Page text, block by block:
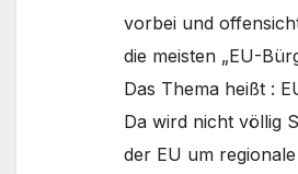
vorbei und
die meisten „EU-
Das Thema heißt :
Da wird nicht völlig
der EU um